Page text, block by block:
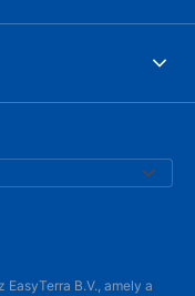
B.V., amely a